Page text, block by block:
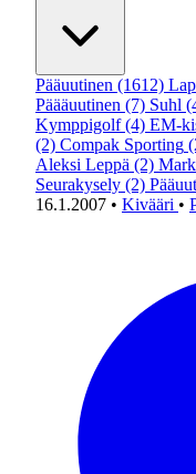
Pääuutinen (1612)
Päääuutinen (7) Suhl
Kymppigolf (4) EM-
(2) Compak Sporting
Aleksi Leppä (2)
Seurakysely (2)
16.1.2007 • Kivääri •